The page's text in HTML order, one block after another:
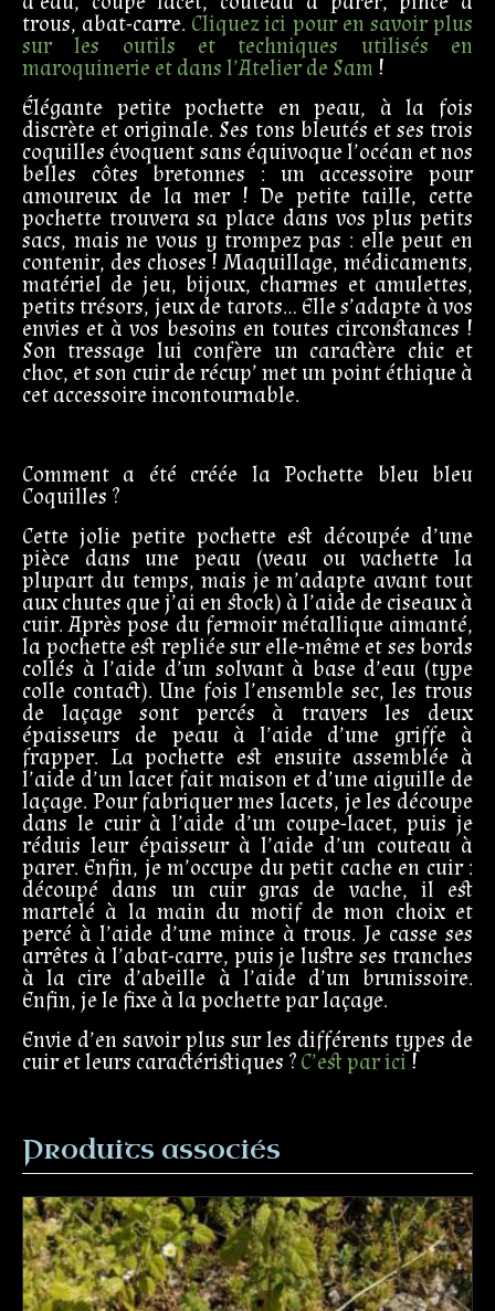
trous, abat-carre. Cliquez ici pour en savoir plus
sur les outils et techniques utilisés en
maroquinerie et dans l’Atelier de Sam !
Élégante petite pochette en peau, à la fois
discrète et originale. Ses tons bleutés et ses trois
coquilles évoquent sans équivoque l’océan et nos
belles côtes bretonnes : un accessoire pour
amoureux de la mer ! De petite taille, cette
pochette trouvera sa place dans vos plus petits
sacs, mais ne vous y trompez pas : elle peut en
contenir, des choses ! Maquillage, médicaments,
matériel de jeu, bijoux, charmes et amulettes,
petits trésors, jeux de tarots… Elle s’adapte à vos
envies et à vos besoins en toutes circonstances !
Son tressage lui confère un caractère chic et
choc, et son cuir de récup’ met un point éthique à
cet accessoire incontournable.
Comment a été créée la Pochette bleu bleu
Coquilles ?
Cette jolie petite pochette est découpée d’une
pièce dans une peau (veau ou vachette la
plupart du temps, mais je m’adapte avant tout
aux chutes que j’ai en stock) à l’aide de ciseaux à
cuir. Après pose du fermoir métallique aimanté,
la pochette est repliée sur elle-même et ses bords
collés à l’aide d’un solvant à base d’eau (type
colle contact). Une fois l’ensemble sec, les trous
de laçage sont percés à travers les deux
épaisseurs de peau à l’aide d’une griffe à
frapper. La pochette est ensuite assemblée à
l’aide d’un lacet fait maison et d’une aiguille de
laçage. Pour fabriquer mes lacets, je les découpe
dans le cuir à l’aide d’un coupe-lacet, puis je
réduis leur épaisseur à l’aide d’un couteau à
parer. Enfin, je m’occupe du petit cache en cuir :
découpé dans un cuir gras de vache, il est
martelé à la main du motif de mon choix et
percé à l’aide d’une mince à trous. Je casse ses
arrêtes à l’abat-carre, puis je lustre ses tranches
à la cire d’abeille à l’aide d’un brunissoire.
Enfin, je le fixe à la pochette par laçage.
Envie d’en savoir plus sur les différents types de
cuir et leurs caractéristiques ?C’est par ici !
Produits associés